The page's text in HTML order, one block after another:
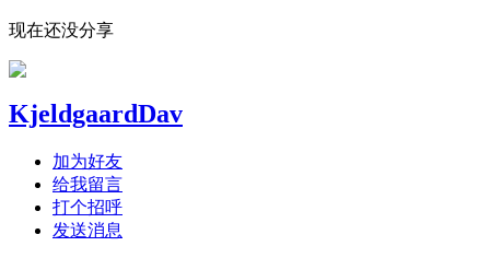
现在还没分享
KjeldgaardDav
加为好友
给我留言
打个招呼
发送消息